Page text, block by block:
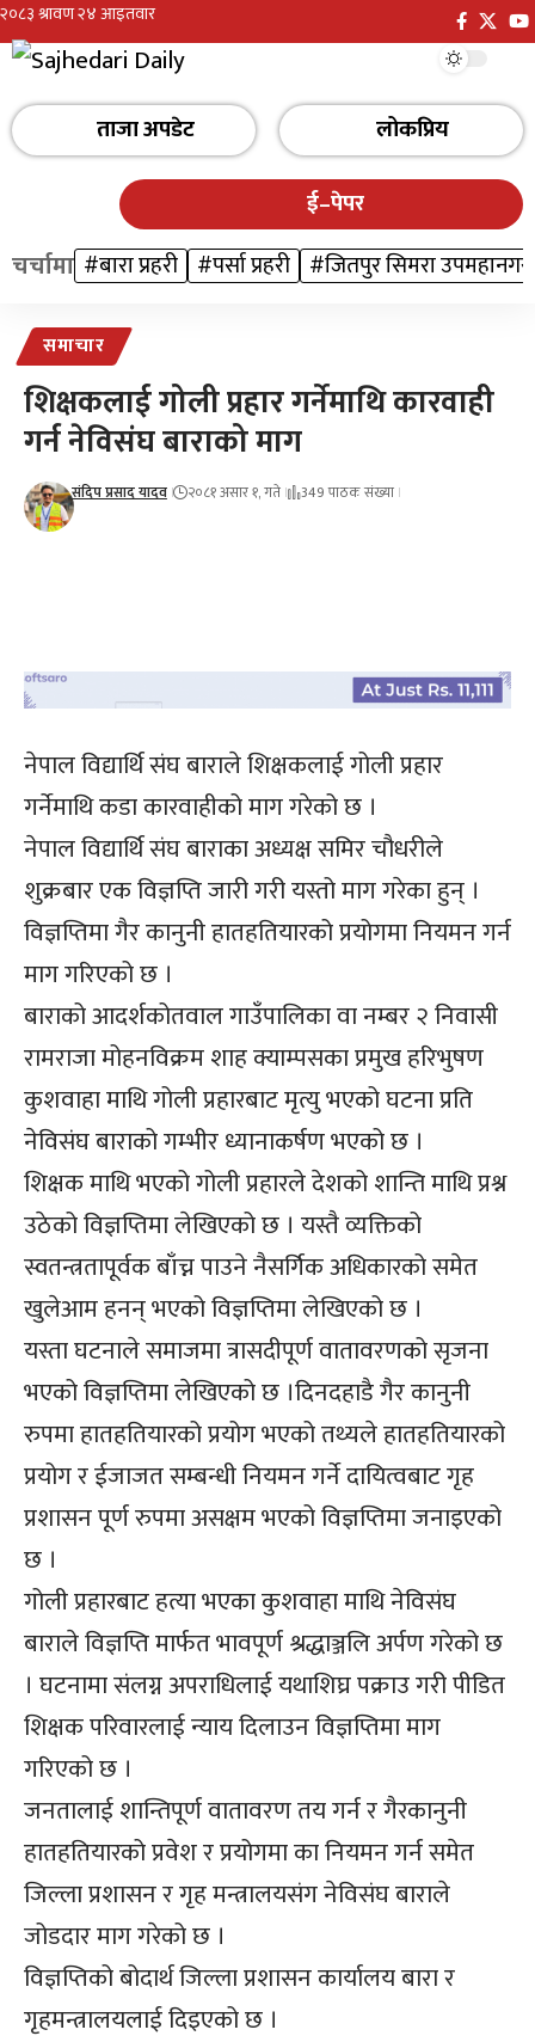
ताजा अपडेट
लोकप्रिय
ई–पेपर
चर्चामा #बारा प्रहरी #पर्सा प्रहरी #जितपुर सिमरा
समाचार
शिक्षकलाई गोली प्रहार गर्नेमाथि कारवाही
गर्न नेविसंघ बाराको माग
संदिप प्रसाद यादव २०८१ असार १, गते 349 पाठक संख्या
नेपाल विद्यार्थि संघ बाराले शिक्षकलाई गोली प्रहार
गर्नेमाथि कडा कारवाहीको माग गरेको छ ।
नेपाल विद्यार्थि संघ बाराका अध्यक्ष समिर चौधरीले
शुक्रबार एक विज्ञप्ति जारी गरी यस्तो माग गरेका हुन् ।
विज्ञप्तिमा गैर कानुनी हातहतियारको प्रयोगमा नियमन गर्न
माग गरिएको छ ।
बाराको आदर्शकोतवाल गाउँपालिका वा नम्बर २ निवासी
रामराजा मोहनविक्रम शाह क्याम्पसका प्रमुख हरिभुषण
कुशवाहा माथि गोली प्रहारबाट मृत्यु भएको घटना प्रति
नेविसंघ बाराको गम्भीर ध्यानाकर्षण भएको छ ।
शिक्षक माथि भएको गोली प्रहारले देशको शान्ति माथि प्रश्न
उठेको विज्ञप्तिमा लेखिएको छ । यस्तै व्यक्तिको
स्वतन्त्रतापूर्वक बाँच्न पाउने नैसर्गिक अधिकारको समेत
खुलेआम हनन् भएको विज्ञप्तिमा लेखिएको छ ।
यस्ता घटनाले समाजमा त्रासदीपूर्ण वातावरणको सृजना
भएको विज्ञप्तिमा लेखिएको छ ।दिनदहाडै गैर कानुनी
रुपमा हातहतियारको प्रयोग भएको तथ्यले हातहतियारको
प्रयोग र ईजाजत सम्बन्धी नियमन गर्ने दायित्वबाट गृह
प्रशासन पूर्ण रुपमा असक्षम भएको विज्ञप्तिमा जनाइएको
छ ।
गोली प्रहारबाट हत्या भएका कुशवाहा माथि नेविसंघ
बाराले विज्ञप्ति मार्फत भावपूर्ण श्रद्धाञ्जलि अर्पण गरेको छ
। घटनामा संलग्न अपराधिलाई यथाशिघ्र पक्राउ गरी पीडित
शिक्षक परिवारलाई न्याय दिलाउन विज्ञप्तिमा माग
गरिएको छ ।
जनतालाई शान्तिपूर्ण वातावरण तय गर्न र गैरकानुनी
हातहतियारको प्रवेश र प्रयोगमा का नियमन गर्न समेत
जिल्ला प्रशासन र गृह मन्त्रालयसंग नेविसंघ बाराले
जोडदार माग गरेको छ ।
विज्ञप्तिको बोदार्थ जिल्ला प्रशासन कार्यालय बारा र
गृहमन्त्रालयलाई दिइएको छ ।